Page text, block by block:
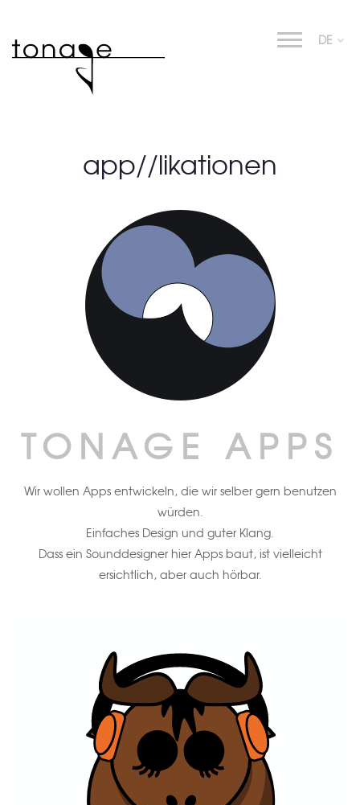
DE
app//likationen
TONAGE APPS
Wir wollen Apps entwickeln, die wir selber gern benutzen
würden.
Einfaches Design und guter Klang.
Dass ein Sounddesigner hier Apps baut, ist vielleicht
ersichtlich, aber auch hörbar.